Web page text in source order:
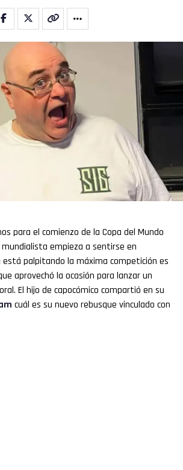
para el comienzo de la Copa del Mundo
empieza a sentirse en
está palpitando la máxima competición es
aprovechó la ocasión para lanzar un
El hijo de capocómico compartió en su
cuál es su nuevo rebusque vinculado con